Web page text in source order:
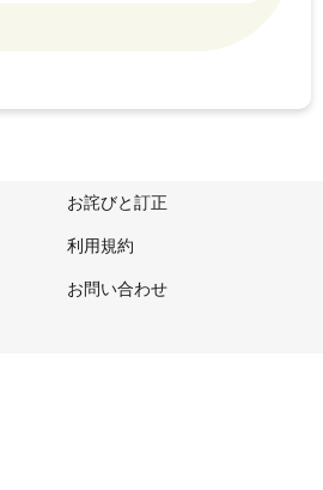
お詫びと訂正
利用規約
お問い合わせ